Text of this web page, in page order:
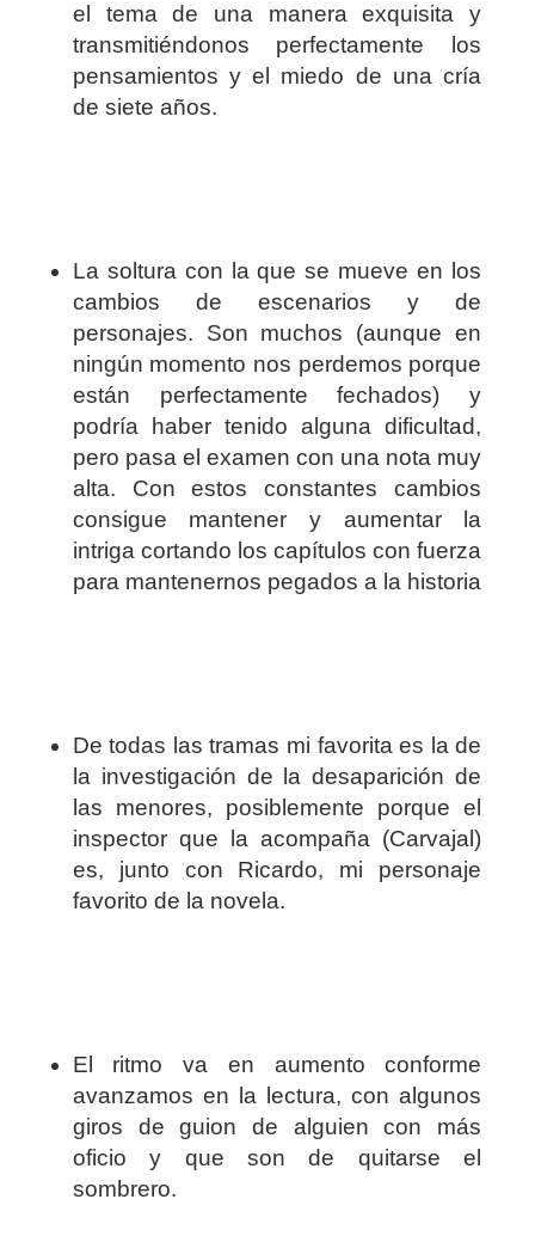
el tema de una manera exquisita y
transmitiéndonos perfectamente los
pensamientos y el miedo de una cría
de siete años.
La soltura con la que se mueve en los
cambios de escenarios y de
personajes. Son muchos (aunque en
ningún momento nos perdemos porque
están perfectamente fechados) y
podría haber tenido alguna dificultad,
pero pasa el examen con una nota muy
alta. Con estos constantes cambios
consigue mantener y aumentar la
intriga cortando los capítulos con fuerza
para mantenernos pegados a la historia
De todas las tramas mi favorita es la de
la investigación de la desaparición de
las menores, posiblemente porque el
inspector que la acompaña (Carvajal)
es, junto con Ricardo, mi personaje
favorito de la novela.
El ritmo va en aumento conforme
avanzamos en la lectura, con algunos
giros de guion de alguien con más
oficio y que son de quitarse el
sombrero.